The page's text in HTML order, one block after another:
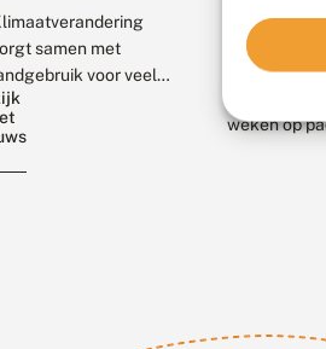
voor
samen met
voor veel
in
Twee
staat op
uitvliegen
Wie de
weken op
afgelopen